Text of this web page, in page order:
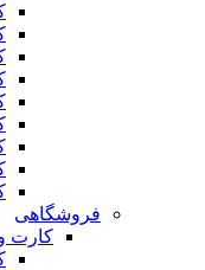
فروشگاهی
کارت